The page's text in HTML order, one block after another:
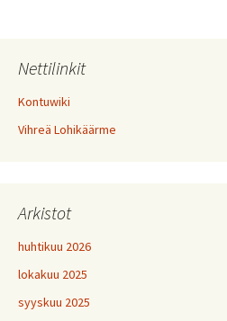
Nettilinkit
Kontuwiki
Vihreä Lohikäärme
Arkistot
huhtikuu 2026
lokakuu 2025
syyskuu 2025